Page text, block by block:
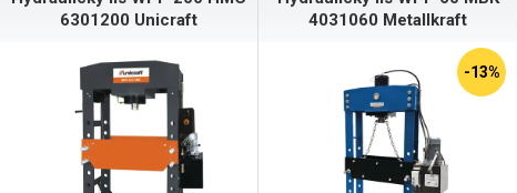
6301200 Unicraft
4031060 Metallkraft
-13%